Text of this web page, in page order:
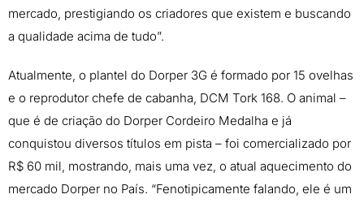
mercado, prestigiando os criadores que existem e buscando
a qualidade acima de tudo”.
Atualmente, o plantel do Dorper 3G é formado por 15 ovelhas
e o reprodutor chefe de cabanha, DCM Tork 168. O animal –
que é de criação do Dorper Cordeiro Medalha e já
conquistou diversos títulos em pista – foi comercializado por
R$ 60 mil, mostrando, mais uma vez, o atual aquecimento do
mercado Dorper no País. “Fenotipicamente falando, ele é um